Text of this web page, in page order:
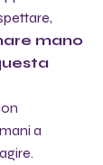
mano
a